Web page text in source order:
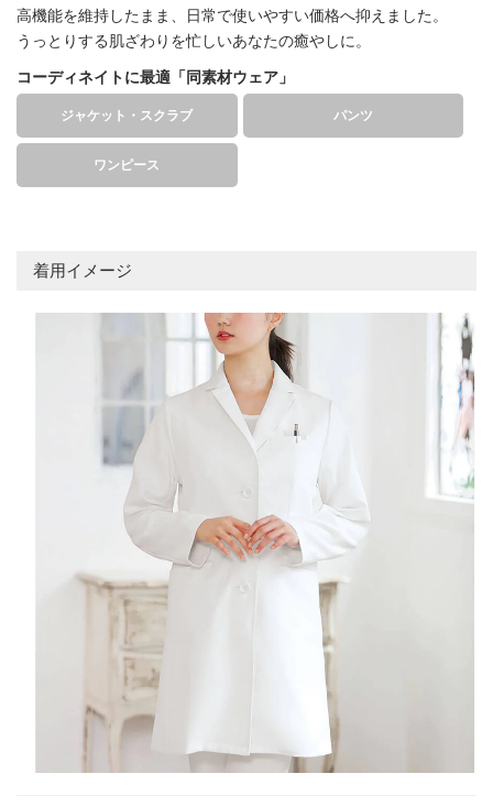
高機能を維持したまま、日常で使いやすい価格へ抑えました。
うっとりする肌ざわりを忙しいあなたの癒やしに。
コーディネイトに最適「同素材ウェア」
ジャケット・スクラブ パンツ
ワンピース
着用イメージ